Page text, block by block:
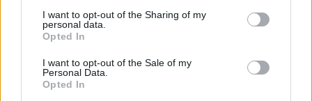
I want to opt-out of the Sharing of my
personal data.
Opted In
I want to opt-out of the Sale of my
Personal Data.
Opted In